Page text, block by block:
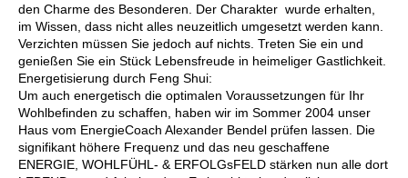
den Charme des Besonderen. Der Charakter wurde erhalten,
im Wissen, dass nicht alles neuzeitlich umgesetzt werden kann.
Verzichten müssen Sie jedoch auf nichts. Treten Sie ein und
genießen Sie ein Stück Lebensfreude in heimeliger Gastlichkeit.
Energetisierung durch Feng Shui:
Um auch energetisch die optimalen Voraussetzungen für Ihr
Wohlbefinden zu schaffen, haben wir im Sommer 2004 unser
Haus vom EnergieCoach Alexander Bendel prüfen lassen. Die
signifikant höhere Frequenz und das neu geschaffene
ENERGIE, WOHLFÜHL- & ERFOLGsFELD stärken nun alle dort